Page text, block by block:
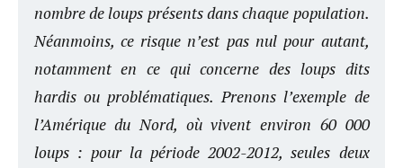
nombre de loups présents dans chaque population.
Néanmoins, ce risque n’est pas nul pour autant,
notamment en ce qui concerne des loups dits
hardis ou problématiques. Prenons l’exemple de
l’Amérique du Nord, où vivent environ 60 000
loups : pour la période 2002-2012, seules deux